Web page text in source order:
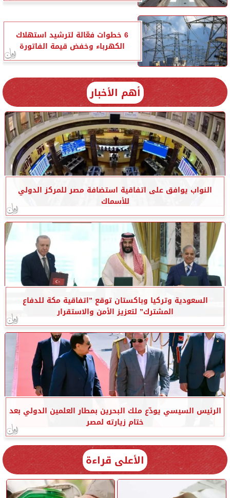
6 خطوات فعّالة لترشيد استهلاك
الكهرباء وخفض قيمة الفاتورة
أهم الأخبار
النواب يوافق على اتفاقية استضافة مصر للمركز الدولي
للأسماك
السعودية وتركيا وباكستان توقع ”اتفاقية مكة للدفاع
المشترك” لتعزيز الأمن والاستقرار
الرئيس السيسي يودّع ملك البحرين بمطار العلمين الدولي بعد
ختام زيارته لمصر
الأعلى قراءة